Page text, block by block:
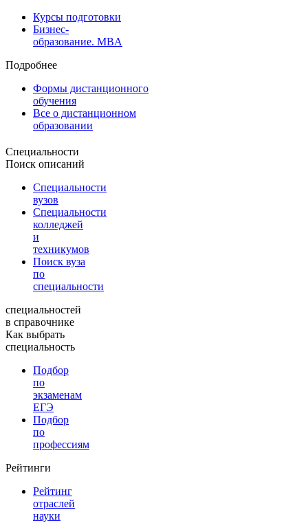
Курсы подготовки
Бизнес-
образование. MBA
Подробнее
Формы дистанционного
обучения
Все о дистанционном
образовании
Специальности
Поиск описаний
Специальности
вузов
Специальности
колледжей
и
техникумов
Поиск вуза
по
специальности
специальностей
в справочнике
Как выбрать
специальность
Подбор
по
экзаменам
ЕГЭ
Подбор
по
профессиям
Рейтинги
Рейтинг
отраслей
науки